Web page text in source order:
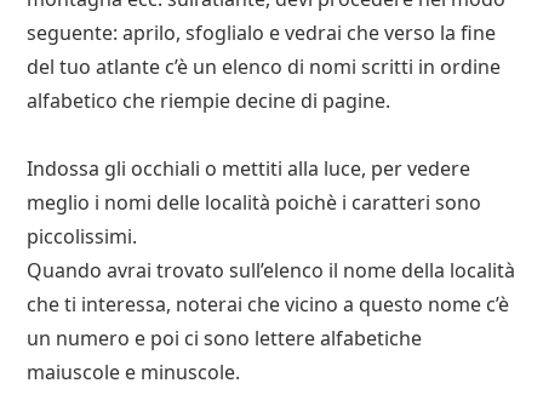
seguente: aprilo, sfoglialo e vedrai che verso la fine
del tuo atlante c’è un elenco di nomi scritti in ordine
alfabetico che riempie decine di pagine.
Indossa gli occhiali o mettiti alla luce, per vedere
meglio i nomi delle località poichè i caratteri sono
piccolissimi.
Quando avrai trovato sull’elenco il nome della località
che ti interessa, noterai che vicino a questo nome c’è
un numero e poi ci sono lettere alfabetiche
maiuscole e minuscole.